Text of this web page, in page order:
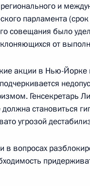
5
России
и
парламента
совещания было
от
акции в Нью-
Генсекретарь
становиться
угрозой
в вопросах